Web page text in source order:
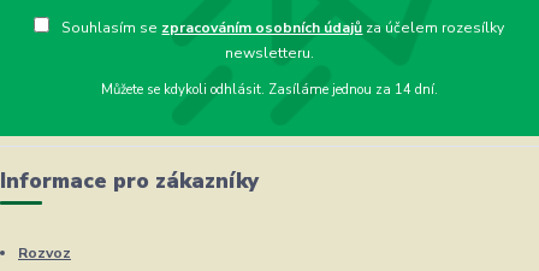
Souhlasím se zpracováním osobních údajů za účelem rozesílky
newsletteru.
Můžete se kdykoli odhlásit. Zasíláme jednou za 14 dní.
Informace pro zákazníky
Rozvoz